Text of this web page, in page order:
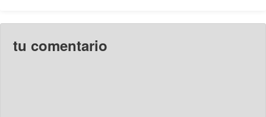
tu comentario